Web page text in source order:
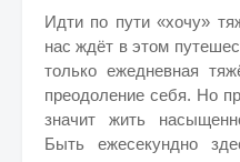
Идти по пути «хочу»
нас ждёт в этом
только ежедневная
преодоление себя. Но
значит жить
Быть ежесекундно